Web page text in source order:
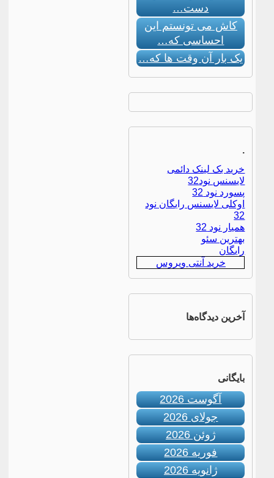
دست…
کاش می تونستم این
احساسی که…
یک بار آن وقت ها که…
.
خرید بک لینک دائمی
لایسنس نود32
پسورد نود 32
اوکلی لایسنس رایگان نود
32
همیار نود 32
بهترین سئو
رایگان
خرید آنتی ویروس
آخرین دیدگاه‌ها
بایگانی
آگوست 2026
جولای 2026
ژوئن 2026
فوریه 2026
ژانویه 2026